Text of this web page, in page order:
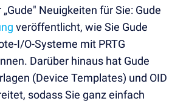
Neuigkeiten für Sie: Gude
veröffentlicht, wie Sie Gude
I/O-Systeme mit PRTG
Darüber hinaus hat Gude
(Device Templates) und OID
sodass Sie ganz einfach